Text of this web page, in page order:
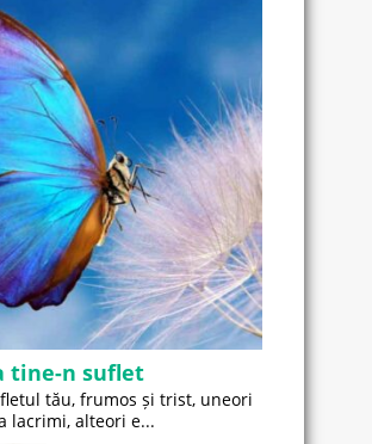
tine-n suflet
tău, frumos și trist, uneori
lacrimi, alteori e...